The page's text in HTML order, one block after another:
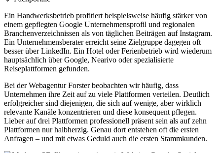
Ein Handwerksbetrieb profitiert beispielsweise häufig stärker von
einem gepflegten Google Unternehmensprofil und regionalen
Branchenverzeichnissen als von täglichen Beiträgen auf Instagram.
Ein Unternehmensberater erreicht seine Zielgruppe dagegen oft
besser über LinkedIn. Ein Hotel oder Ferienbetrieb wird wiederum
hauptsächlich über Google, Nearivo oder spezialisierte
Reiseplattformen gefunden.
Bei der Webagentur Forster beobachten wir häufig, dass
Unternehmen ihre Zeit auf zu viele Plattformen verteilen. Deutlich
erfolgreicher sind diejenigen, die sich auf wenige, aber wirklich
relevante Kanäle konzentrieren und diese konsequent pflegen.
Lieber auf drei Plattformen professionell präsent sein als auf zehn
Plattformen nur halbherzig. Genau dort entstehen oft die ersten
Anfragen – und mit etwas Geduld auch die ersten Stammkunden.